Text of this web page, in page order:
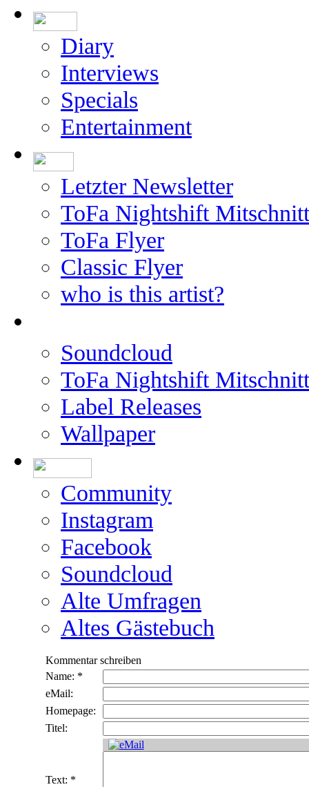
Diary
Interviews
Specials
Entertainment
Letzter Newsletter
ToFa Nightshift
ToFa Flyer
Classic Flyer
who is this artist?
Soundcloud
ToFa Nightshift
Label Releases
Wallpaper
Community
Instagram
Facebook
Soundcloud
Alte Umfragen
Altes Gästebuch
Kommentar schreiben
Name: *
eMail:
Homepage:
Titel:
Text: *